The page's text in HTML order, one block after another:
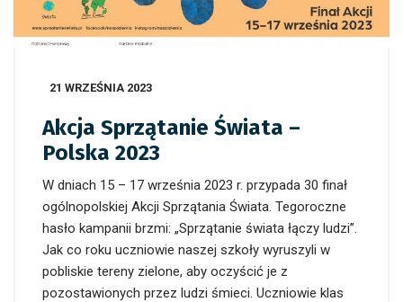
21 WRZEŚNIA 2023
Akcja Sprzątanie Świata –
Polska 2023
W dniach 15 – 17 września 2023 r. przypada 30 finał
ogólnopolskiej Akcji Sprzątania Świata. Tegoroczne
hasło kampanii brzmi: „Sprzątanie świata łączy ludzi”.
Jak co roku uczniowie naszej szkoły wyruszyli w
pobliskie tereny zielone, aby oczyścić je z
pozostawionych przez ludzi śmieci. Uczniowie klas